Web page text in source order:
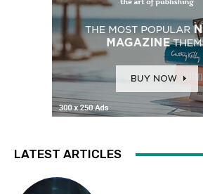
LATEST ARTICLES